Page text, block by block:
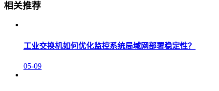
相关推荐
工业交换机如何优化监控系统局域网部署稳定性？
05-09